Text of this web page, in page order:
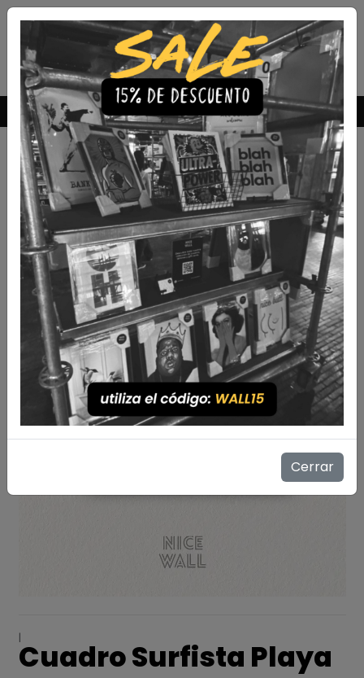
Envío Gratis a todo Chile comprando 3 o más productos
|
Cuadro Surfista Playa
Cerrar